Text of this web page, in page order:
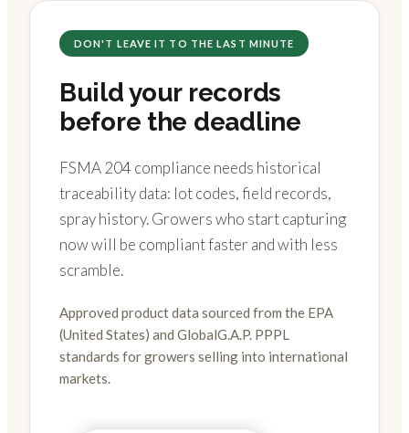
DON'T LEAVE IT TO THE LAST MINUTE
Build your records
before the deadline
FSMA 204 compliance needs historical
traceability data: lot codes, field records,
spray history. Growers who start capturing
now will be compliant faster and with less
scramble.
Approved product data sourced from the EPA
(United States) and GlobalG.A.P. PPPL
standards for growers selling into international
markets.